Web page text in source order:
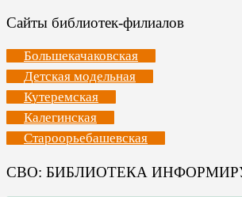
Сайты библиотек-филиалов
Большекачаковская
Детская модельная
Кутеремская
Калегинская
Староорьебашевская
СВО: БИБЛИОТЕКА